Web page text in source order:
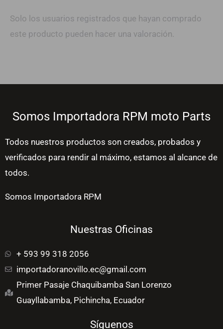
Solo los usuarios registrados que hayan comprado
este producto pueden hacer una valoración.
Somos Importadora RPM moto Parts
Todos nuestros productos son creados, probados y
verificados para rendir al máximo, estamos al alcance de
todos.
Somos Importadora RPM
Nuestras Oficinas
+ 593 99 318 2056
importadoranovillo.ec@gmail.com
Primer Pasaje Chaquibamba San Lorenzo
Guayllabamba, Pichincha, Ecuador
Síguenos